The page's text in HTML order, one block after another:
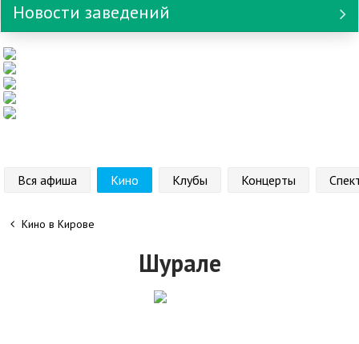
Новости заведений
Вся афиша Кино Клубы Концерты
Кино в Кирове
Шурале